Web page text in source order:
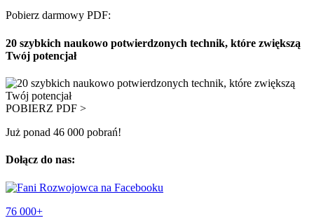
Pobierz darmowy PDF:
20 szybkich naukowo potwierdzonych technik, które zwiększą
Twój potencjał
POBIERZ PDF >
Już ponad 46 000 pobrań!
Dołącz do nas:
76 000+